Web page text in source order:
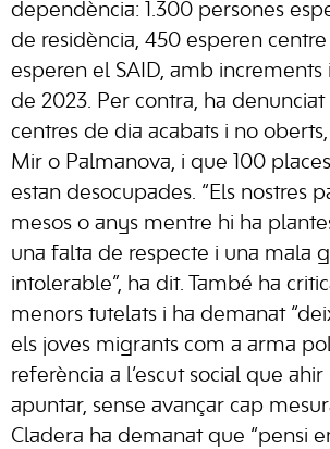
dependència: 1.300 persones
de residència, 450 esperen
esperen el SAID, amb
de 2023. Per contra, ha denunciat
centres de dia acabats i no
Mir o Palmanova, i que 100
estan desocupades. “Els nostres
mesos o anys mentre hi ha
una falta de respecte i una mala
intolerable”, ha dit. També ha
menors tutelats i ha demanat
els joves migrants com a arma
referència a l’escut social que ahir
apuntar, sense avançar cap
Cladera ha demanat que “pensi